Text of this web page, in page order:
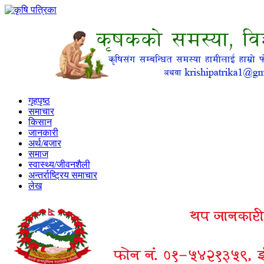
गृहपृष्ठ
समाचार
किसान
जानकारी
अर्थ/बजार
समाज
स्वास्थ्य/जीवनशैली
अन्तर्राष्ट्रिय समाचार
लेख